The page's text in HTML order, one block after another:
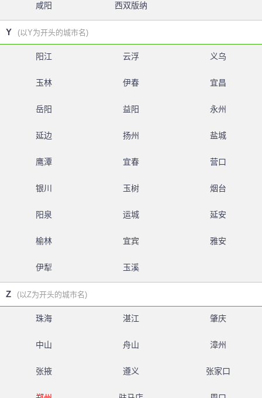
咸阳 西双版纳
Y (以Y为开头的城市名)
阳江 云浮 义乌
玉林 伊春 宜昌
岳阳 益阳 永州
延边 扬州 盐城
鹰潭 宜春 营口
银川 玉树 烟台
阳泉 运城 延安
榆林 宜宾 雅安
伊犁 玉溪
Z (以Z为开头的城市名)
珠海 湛江 肇庆
中山 舟山 漳州
张掖 遵义 张家口